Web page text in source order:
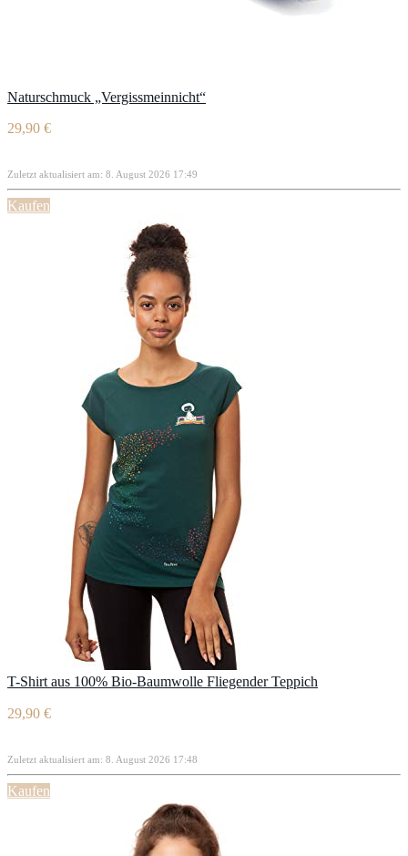
Naturschmuck „Vergissmeinnicht“
29,90 €
Zuletzt aktualisiert am: 8. August 2026 17:49
Kaufen
T-Shirt aus 100% Bio-Baumwolle Fliegender Teppich
29,90 €
Zuletzt aktualisiert am: 8. August 2026 17:48
Kaufen